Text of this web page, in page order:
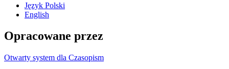
Język Polski
English
Opracowane przez
Otwarty system dla Czasopism